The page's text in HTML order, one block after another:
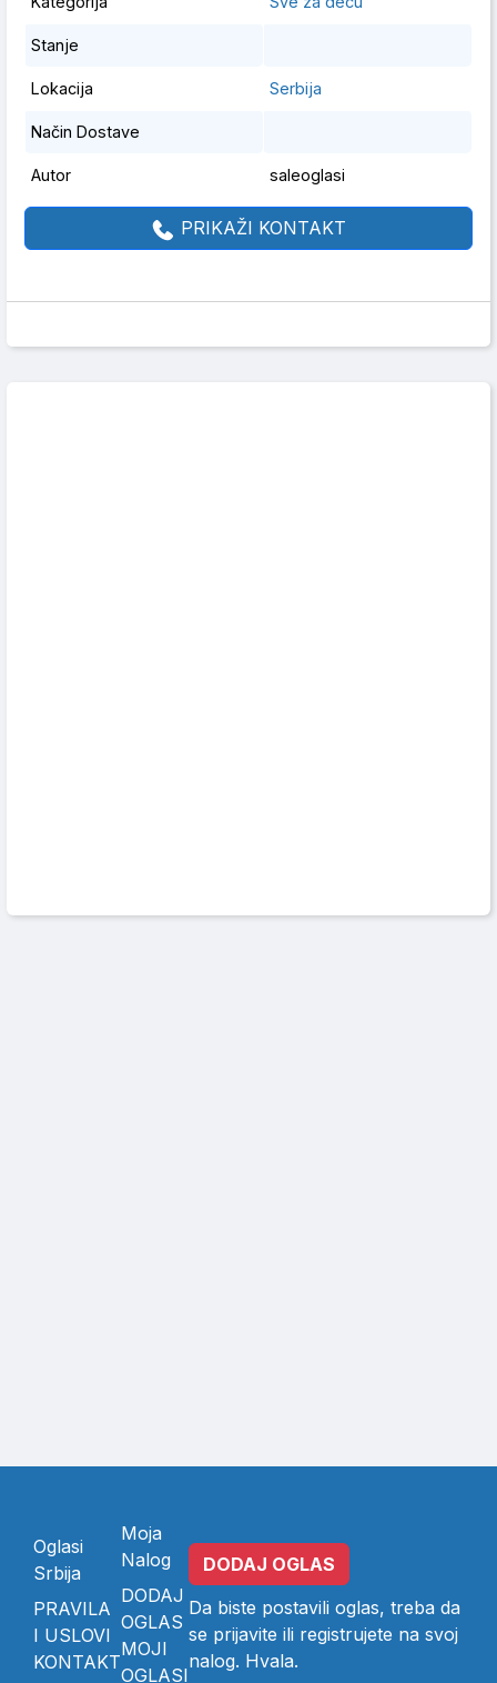
Stanje
Lokacija Serbija
Način Dostave
Autor saleoglasi
PRIKAŽI KONTAKT
Oglasi
Srbija
PRAVILA
I USLOVI
KONTAKT
Moja
Nalog
DODAJ
OGLAS
MOJI
OGLASI
DODAJ OGLAS
Da biste postavili oglas, treba da
se prijavite ili registrujete na svoj
nalog. Hvala.